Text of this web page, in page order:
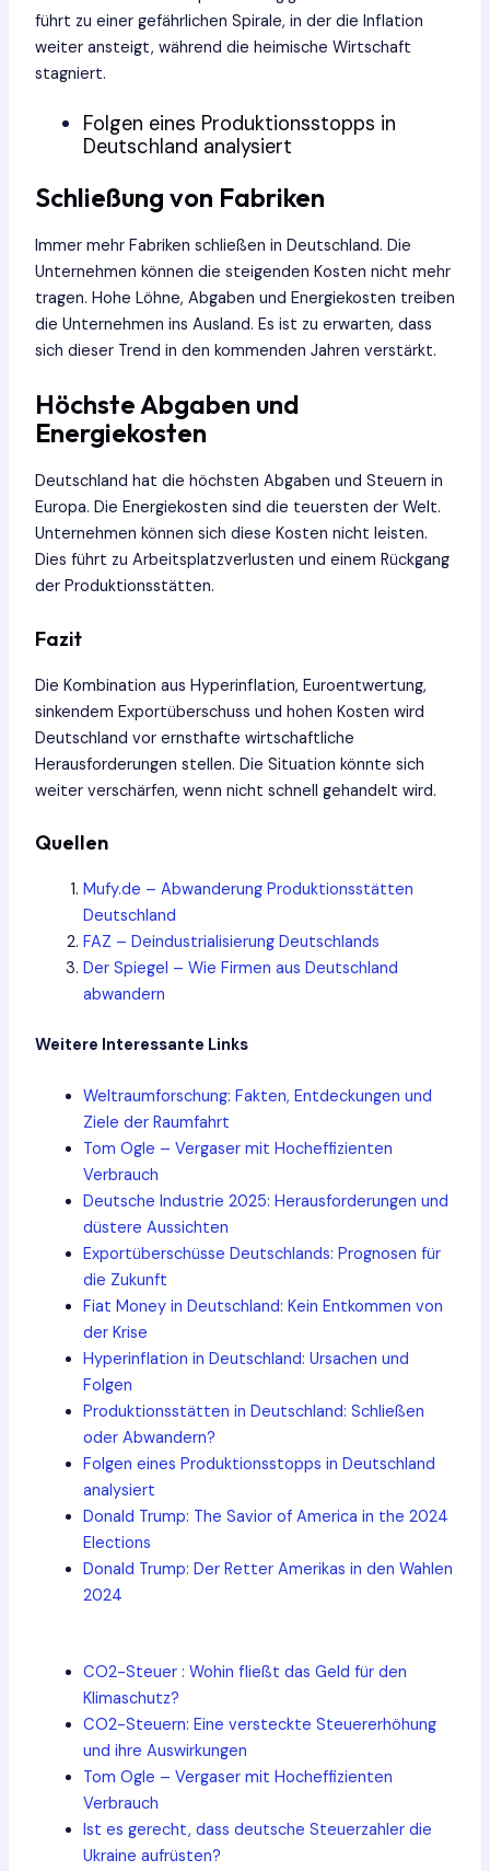
führt zu einer gefährlichen Spirale, in der die Inflation
weiter ansteigt, während die heimische Wirtschaft
stagniert.
Folgen eines Produktionsstopps in
Deutschland analysiert
Schließung von Fabriken
Immer mehr Fabriken schließen in Deutschland. Die
Unternehmen können die steigenden Kosten nicht mehr
tragen. Hohe Löhne, Abgaben und Energiekosten treiben
die Unternehmen ins Ausland. Es ist zu erwarten, dass
sich dieser Trend in den kommenden Jahren verstärkt.
Höchste Abgaben und
Energiekosten
Deutschland hat die höchsten Abgaben und Steuern in
Europa. Die Energiekosten sind die teuersten der Welt.
Unternehmen können sich diese Kosten nicht leisten.
Dies führt zu Arbeitsplatzverlusten und einem Rückgang
der Produktionsstätten.
Fazit
Die Kombination aus Hyperinflation, Euroentwertung,
sinkendem Exportüberschuss und hohen Kosten wird
Deutschland vor ernsthafte wirtschaftliche
Herausforderungen stellen. Die Situation könnte sich
weiter verschärfen, wenn nicht schnell gehandelt wird.
Quellen
Mufy.de – Abwanderung Produktionsstätten
Deutschland
FAZ – Deindustrialisierung Deutschlands
Der Spiegel – Wie Firmen aus Deutschland
abwandern
Weitere Interessante Links
Weltraumforschung: Fakten, Entdeckungen und
Ziele der Raumfahrt
Tom Ogle – Vergaser mit Hocheffizienten
Verbrauch
Deutsche Industrie 2025: Herausforderungen und
düstere Aussichten
Exportüberschüsse Deutschlands: Prognosen für
die Zukunft
Fiat Money in Deutschland: Kein Entkommen von
der Krise
Hyperinflation in Deutschland: Ursachen und
Folgen
Produktionsstätten in Deutschland: Schließen
oder Abwandern?
Folgen eines Produktionsstopps in Deutschland
analysiert
Donald Trump: The Savior of America in the 2024
Elections
Donald Trump: Der Retter Amerikas in den Wahlen
2024
CO2-Steuer : Wohin fließt das Geld für den
Klimaschutz?
CO2-Steuern: Eine versteckte Steuererhöhung
und ihre Auswirkungen
Tom Ogle – Vergaser mit Hocheffizienten
Verbrauch
Ist es gerecht, dass deutsche Steuerzahler die
Ukraine aufrüsten?